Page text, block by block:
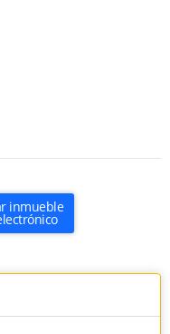
inmueble